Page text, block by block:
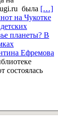
была […]
на Чукотке
планеты? В
Ефремова
состоялась